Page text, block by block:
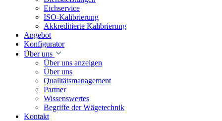
Eichservice
ISO-Kalibrierung
Akkreditierte Kalibrierung
Angebot
Konfigurator
Über uns
Über uns anzeigen
Über uns
Qualitätsmanagement
Partner
Wissenswertes
Begriffe der Wägetechnik
Kontakt